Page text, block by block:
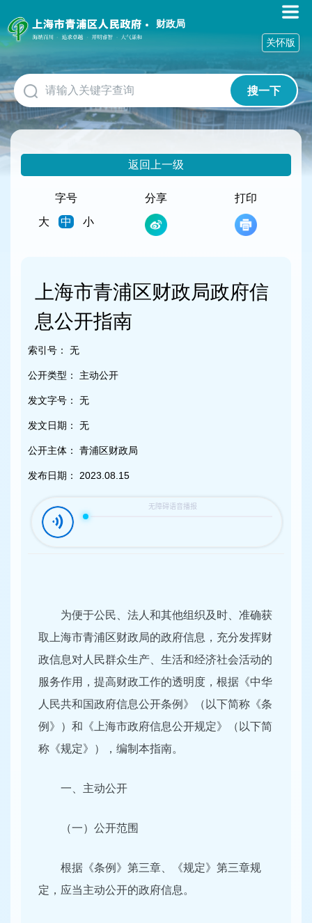
障
碍
作
说
明
跳
到
网
财政局
搜一下
关怀版
返回上一级
字号
大
中 小
分享 打印
上海市青浦区财政局政府信
息公开指南
索引号： 无
公开类型： 主动公开
发文字号： 无
发文日期： 无
公开主体： 青浦区财政局
发布日期： 2023.08.15
为便于公民、法人和其他组织及时、准确获
取上海市青浦区财政局的政府信息，充分发挥财
政信息对人民群众生产、生活和经济社会活动的
服务作用，提高财政工作的透明度，根据《中华
人民共和国政府信息公开条例》（以下简称《条
例》）和《上海市政府信息公开规定》（以下简
称《规定》），编制本指南。
一、主动公开
（一）公开范围
根据《条例》第三章、《规定》第三章规
定，应当主动公开的政府信息。